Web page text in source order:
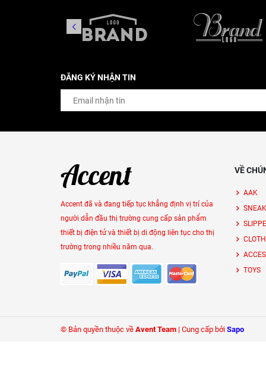
ĐĂNG KÝ NHẬN TIN
Accent đã và đang tiếp tục khẳng định vị trí của
người dẫn đầu thị trường cung cấp sản phẩm
thiết bị điện tử và thiết bị di động liên tục cho thị
trường trong nhiều năm qua.
VỀ
AAK
TOYS
© Bản quyền thuộc về Avent Team | Cung cấp bởi Sapo